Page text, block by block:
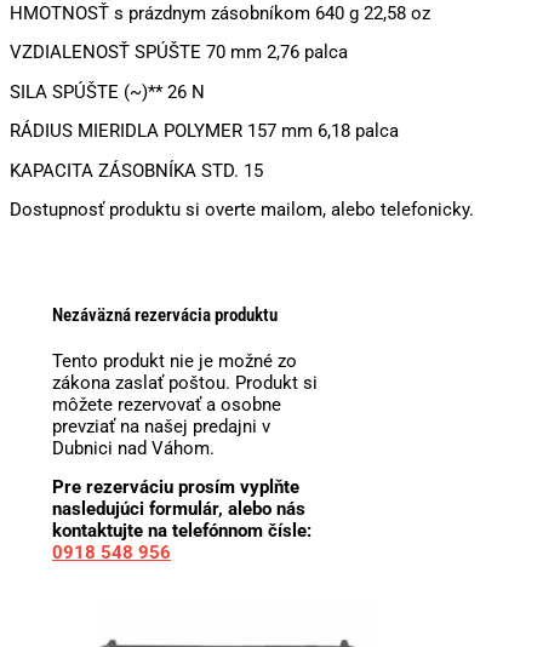
HMOTNOSŤ s prázdnym zásobníkom 640 g 22,58 oz
VZDIALENOSŤ SPÚŠTE 70 mm 2,76 palca
SILA SPÚŠTE (~)** 26 N
RÁDIUS MIERIDLA POLYMER 157 mm 6,18 palca
KAPACITA ZÁSOBNÍKA STD. 15
Dostupnosť produktu si overte mailom, alebo telefonicky.
Nezáväzná rezervácia produktu
Tento produkt nie je možné zo
zákona zaslať poštou. Produkt si
môžete rezervovať a osobne
prevziať na našej predajni v
Dubnici nad Váhom.
Pre rezerváciu prosím vyplňte
nasledujúci formulár, alebo nás
kontaktujte na telefónnom čísle:
0918 548 956